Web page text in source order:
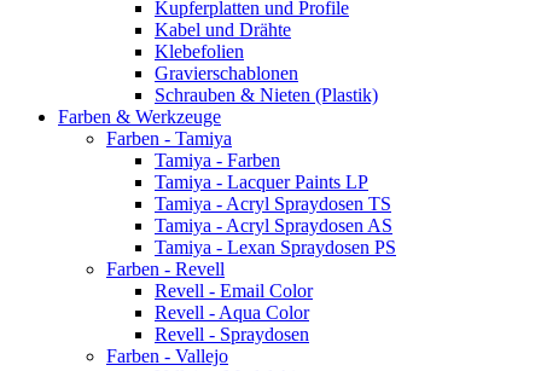
Kupferplatten und Profile
Kabel und Drähte
Klebefolien
Gravierschablonen
Schrauben & Nieten (Plastik)
Farben & Werkzeuge
Farben - Tamiya
Tamiya - Farben
Tamiya - Lacquer Paints LP
Tamiya - Acryl Spraydosen TS
Tamiya - Acryl Spraydosen AS
Tamiya - Lexan Spraydosen PS
Farben - Revell
Revell - Email Color
Revell - Aqua Color
Revell - Spraydosen
Farben - Vallejo